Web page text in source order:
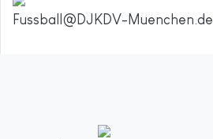
Fussball@DJKDV-Muenchen.de